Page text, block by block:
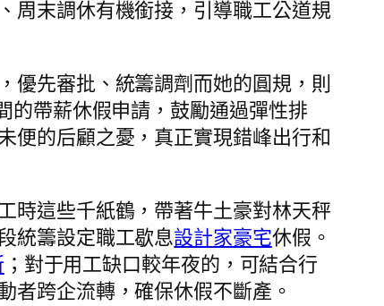
周末調休有機銜接，引導職工公道規
優先審批、統籌調劑而她的圓規，則
的帶薪休假申請，鼓勵通過彈性排
便的后顧之憂，真正實現錯峰出行和
時這些千紙鶴，帶著牛土豪對林天秤
統籌設定職工歇息設計家豪宅休假。
；對于用工缺口較年夜的，可結合行
者跨企流轉，確保休假不斷產。